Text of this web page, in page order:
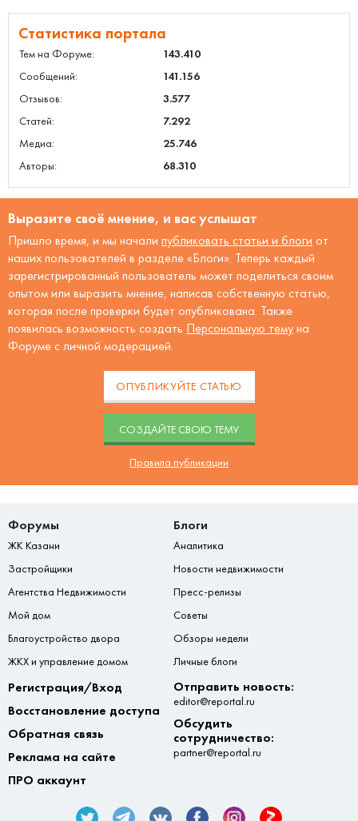
Статистика портала
Тем на Форуме:
143.410
Сообщений:
141.156
Отзывов:
3.577
Статей:
7.292
Медиа:
25.746
Авторы:
68.310
Выразите своё мнение, и вас услышат
Пришло время, и мы начали публиковать статьи и блоги от
наших пользователей в разделе «Блоги». Теперь каждый
зарегистрированный пользователь может поделиться своим
опытом или выразить мнение, написав собственную статью,
которая после проверки будет опубликована. Также
появилась возможность создать Персональную тему на
Форуме с личной модерацией.
ОПУБЛИКУЙТЕ СТАТЬЮ
CОЗДАЙТЕ СВОЮ ТЕМУ
Правила публикации
Форумы
ЖК Казани
Застройщики
Агентства Недвижимости
Мой дом
Благоустройство двора
ЖКХ и управление домом
Блоги
Аналитика
Новости недвижимости
Пресс-релизы
Советы
Обзоры недели
Личные блоги
Регистрация/Вход
Восстановление доступа
Обратная связь
Реклама на сайте
ПРО аккаунт
Отправить новость:
editor@reportal.ru
Обсудить
сотрудничество:
partner@reportal.ru